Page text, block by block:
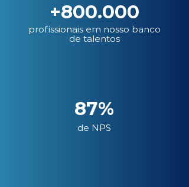
+800.000
profissionais em nosso banco
de talentos
87%
de NPS